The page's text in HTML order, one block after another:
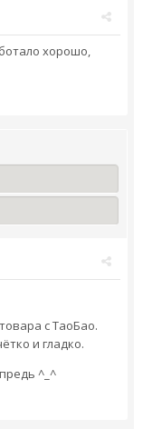
хорошо,
с ТаоБао.
и гладко.
^_^